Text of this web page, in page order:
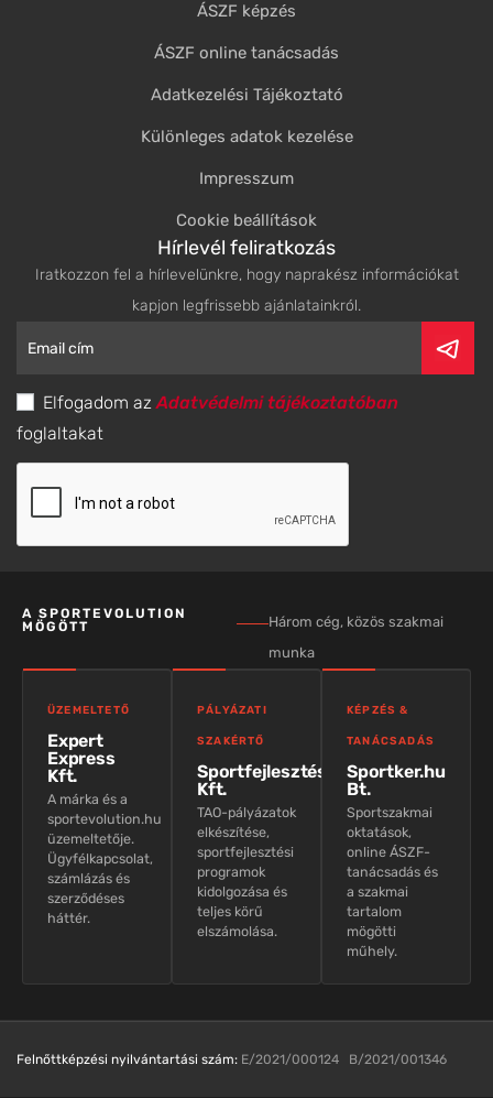
ÁSZF képzés
ÁSZF online tanácsadás
Adatkezelési Tájékoztató
Különleges adatok kezelése
Impresszum
Cookie beállítások
Hírlevél feliratkozás
Iratkozzon fel a hírlevelünkre, hogy naprakész információkat
kapjon legfrissebb ajánlatainkról.
Elfogadom azAdatvédelmi tájékoztatóban
foglaltakat
A SPORTEVOLUTION
MÖGÖTT
Három cég, közös szakmai
munka
ÜZEMELTETŐ
Expert
Express
Kft.
A márka és a
sportevolution.hu
üzemeltetője.
Ügyfélkapcsolat,
számlázás és
szerződéses
háttér.
PÁLYÁZATI
SZAKÉRTŐ
Sportfejlesztés
Kft.
TAO-pályázatok
elkészítése,
sportfejlesztési
programok
kidolgozása és
teljes körű
elszámolása.
KÉPZÉS &
TANÁCSADÁS
Sportker.hu
Bt.
Sportszakmai
oktatások,
online ÁSZF-
tanácsadás és
a szakmai
tartalom
mögötti
műhely.
Felnőttképzési nyilvántartási szám: E/2021/000124 B/2021/001346